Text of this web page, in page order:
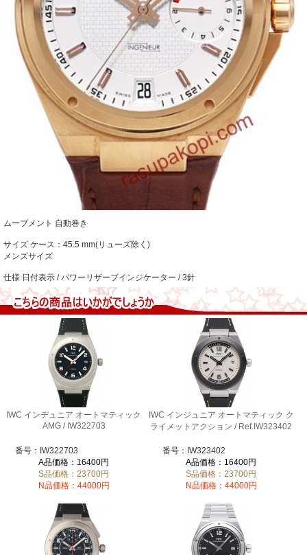
ムーブメント 自動巻き
サイズ ケース：45.5 mm(リューズ除く)
メンズサイズ
仕様 日付表示 / パワーリザーブインジケーター / 3針
IWC インヂュニア オートマティック
AMG / IW322703
番号：IW322703
A品価格：16400円
S品価格：23700円
N品価格：44000円
IWC インジュニア オートマティック ク
ライメットアクション / Ref.IW323402
番号：IW323402
A品価格：16400円
S品価格：23700円
N品価格：44000円